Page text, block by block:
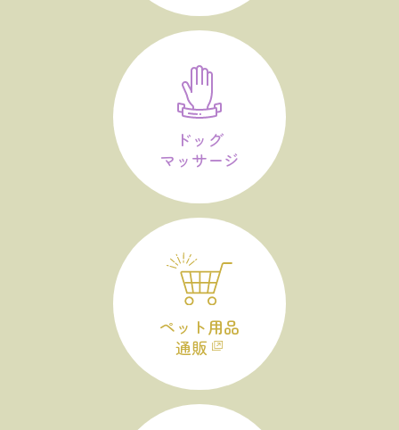
ドッグ
マッサージ
ペット用品
通販